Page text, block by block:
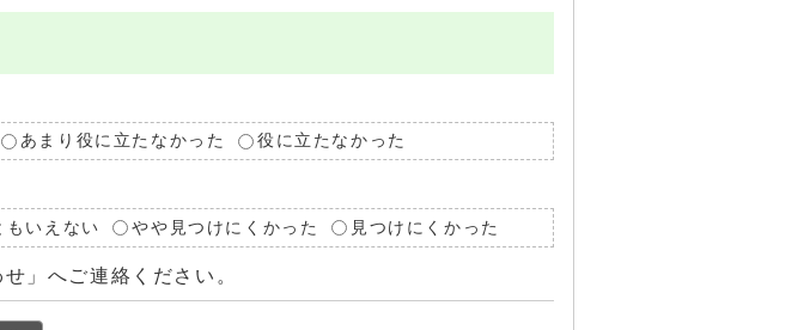
あまり役に立たなかった 役に立たなかった
もいえない やや見つけにくかった 見つけにくかった
」へご連絡ください。